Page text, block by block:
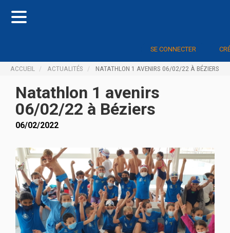
SE CONNECTER
ACCUEIL ACTUALITÉS NATATHLON 1 AVENIRS 06/02/22 À BÉZIERS
Natathlon 1 avenirs
06/02/22 à Béziers
06/02/2022